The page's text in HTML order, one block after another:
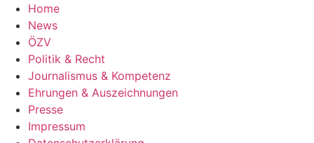
Home
News
ÖZV
Politik & Recht
Journalismus & Kompetenz
Ehrungen & Auszeichnungen
Presse
Impressum